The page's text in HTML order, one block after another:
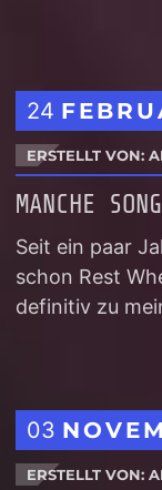
24
ERSTELLT VON:
MANCHE
Seit ein paar
schon Rest
definitiv zu
03
ERSTELLT VON: